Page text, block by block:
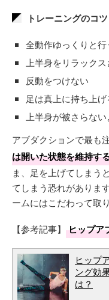
トレーニングのコツ
全動作ゆっくりと行
上半身をリラックス
反動をつけない
足は真上に持ち上げ
上半身が被さらない
アブダクションで最も
は開いた状態を維持す
ま、足を上げてしまう
てしまう恐れがありま
ームにはこだわって取
【参考記事】 ヒップア
ヒップ
ング効
は？